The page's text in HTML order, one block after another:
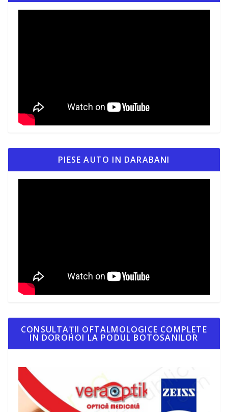
PIESE AUTO IN DARABANI
CONSULTAȚII OFTALMOLOGICE COMPLETE
IN DOROHOI LA PODUL BOTOSANILOR